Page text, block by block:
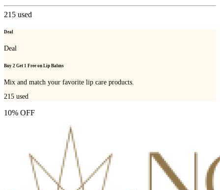
215 used
Deal
Deal
Buy 2 Get 1 Free on Lip Balms
Mix and match your favorite lip care products.
215 used
10% OFF